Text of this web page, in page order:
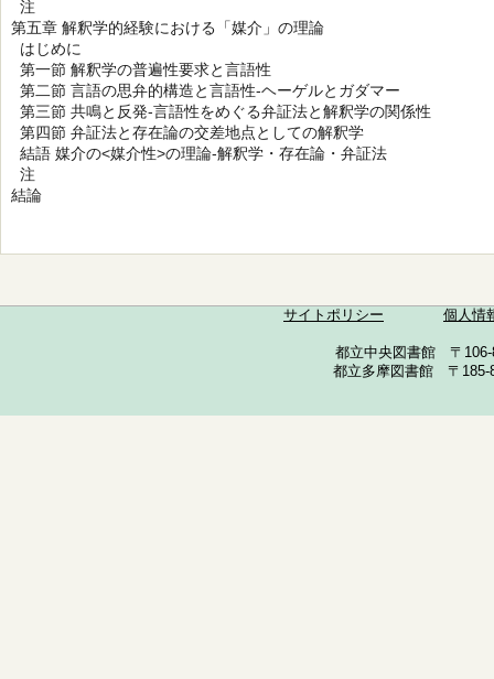
注
第五章 解釈学的経験における「媒介」の理論
はじめに
第一節 解釈学の普遍性要求と言語性
第二節 言語の思弁的構造と言語性-ヘーゲルとガダマー
第三節 共鳴と反発-言語性をめぐる弁証法と解釈学の関係性
第四節 弁証法と存在論の交差地点としての解釈学
結語 媒介の<媒介性>の理論-解釈学・存在論・弁証法
注
結論
サイトポリシー 個人情
都立中央図書館 〒
都立多摩図書館 〒185-